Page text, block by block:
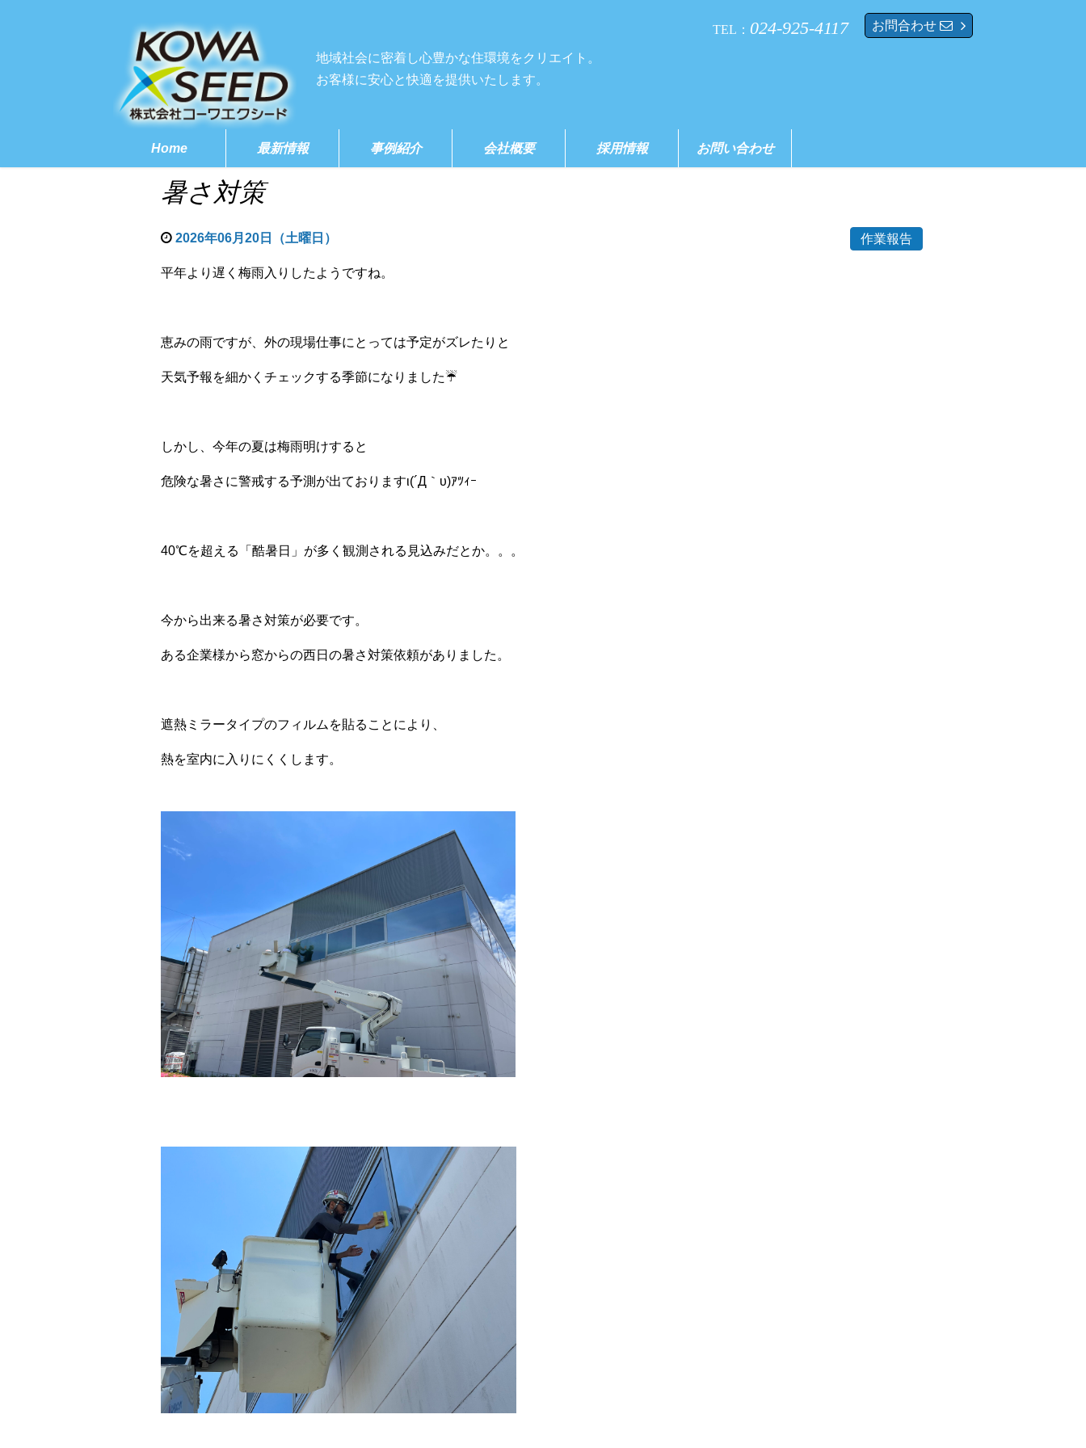
地域社会に密着し心豊かな住環境をクリエイト。
お客様に安心と快適を提供いたします。
TEL： 024-925-4117 お問合わせ
Home 最新情報 事例紹介 会社概要 採用情報 お問い合わせ
暑さ対策
2026年06月20日（土曜日） 作業報告
平年より遅く梅雨入りしたようですね。
恵みの雨ですが、外の現場仕事にとっては予定がズレたりと
天気予報を細かくチェックする季節になりました☔
しかし、今年の夏は梅雨明けすると
危険な暑さに警戒する予測が出ておりますι(´Д｀υ)ｱﾂｨｰ
40℃を超える「酷暑日」が多く観測される見込みだとか。。。
今から出来る暑さ対策が必要です。
ある企業様から窓からの西日の暑さ対策依頼がありました。
遮熱ミラータイプのフィルムを貼ることにより、
熱を室内に入りにくくします。